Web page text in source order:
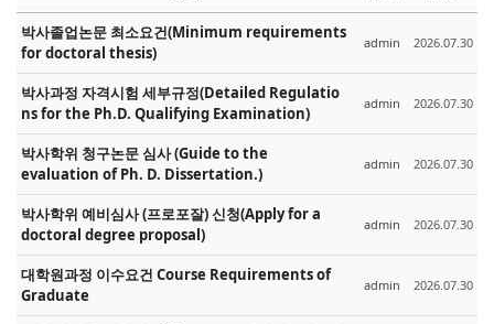
박사졸업논문 최소요건(Minimum requirements
for doctoral thesis)
admin 2026.07.30
박사과정 자격시험 세부규정(Detailed Regulatio
ns for the Ph.D. Qualifying Examination)
admin 2026.07.30
박사학위 청구논문 심사 (Guide to the
evaluation of Ph. D. Dissertation.)
admin 2026.07.30
박사학위 예비심사 (프로포잘) 신청(Apply for a
doctoral degree proposal)
admin 2026.07.30
대학원과정 이수요건 Course Requirements of
Graduate
admin 2026.07.30